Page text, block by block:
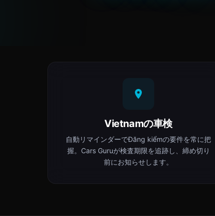
Vietnamの車検
自動リマインダーでĐăng kiểmの要件を常に把
握。Cars Guruが検査期限を追跡し、締め切り
前にお知らせします。